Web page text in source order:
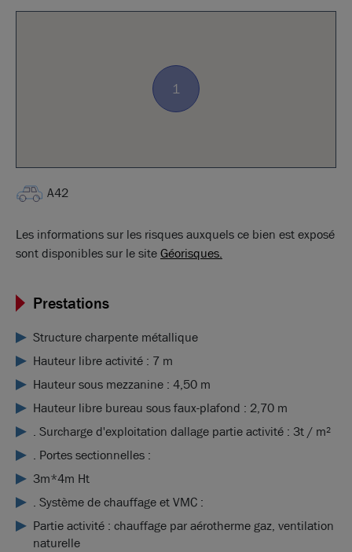
1
A42
Les informations sur les risques auxquels ce bien est exposé
sont disponibles sur le siteGéorisques.
Prestations
Structure charpente métallique
Hauteur libre activité : 7 m
Hauteur sous mezzanine : 4,50 m
Hauteur libre bureau sous faux-plafond : 2,70 m
. Surcharge d'exploitation dallage partie activité : 3t / m²
. Portes sectionnelles :
3m*4m Ht
. Système de chauffage et VMC :
Partie activité : chauffage par aérotherme gaz, ventilation
naturelle